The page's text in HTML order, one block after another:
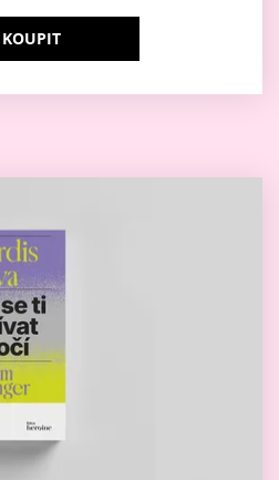
KOUPIT